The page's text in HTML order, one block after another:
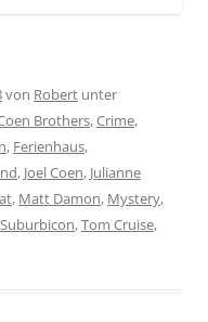
von Robert unter
Brothers,Crime,
, Ferienhaus,
, Joel Coen, Julianne
, Matt Damon, Mystery,
Suburbicon,Tom Cruise,